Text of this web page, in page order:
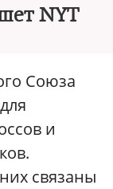
NYT
Союза
и
связаны